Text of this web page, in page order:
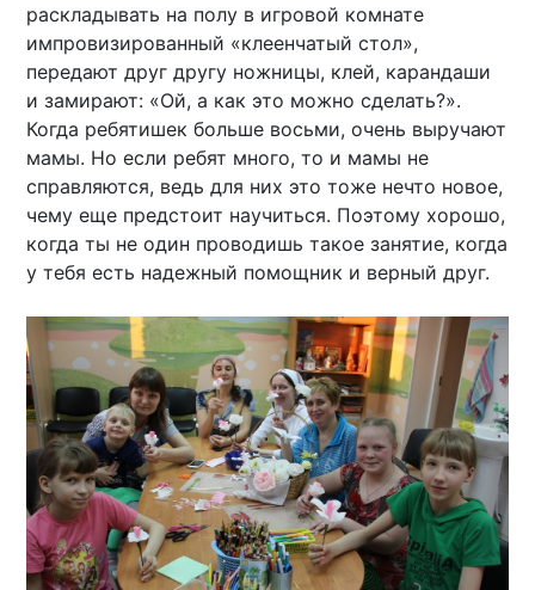
раскладывать на полу в игровой комнате
импровизированный «клеенчатый стол»,
передают друг другу ножницы, клей, карандаши
и замирают: «Ой, а как это можно сделать?».
Когда ребятишек больше восьми, очень выручают
мамы. Но если ребят много, то и мамы не
справляются, ведь для них это тоже нечто новое,
чему еще предстоит научиться. Поэтому хорошо,
когда ты не один проводишь такое занятие, когда
у тебя есть надежный помощник и верный друг.